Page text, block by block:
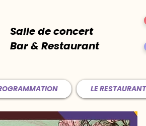
Salle de concert
Bar & Restaurant
LE RESTAURANT